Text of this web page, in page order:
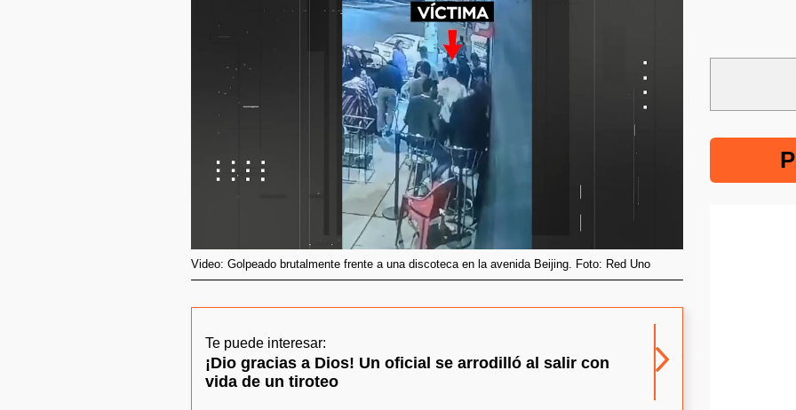
Video: Golpeado brutalmente frente a una discoteca en la avenida Beijing. Foto: Red Uno
Te puede interesar:
¡Dio gracias a Dios! Un oficial se arrodilló al salir con
vida de un tiroteo